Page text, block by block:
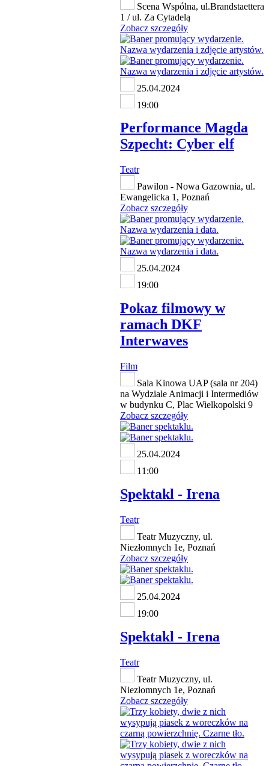
Scena Wspólna, ul.Brandstaettera
1 / ul. Za Cytadelą
Zobacz szczegóły
25.04.2024
19:00
Performance Magda
Szpecht: Cyber elf
Teatr
Pawilon - Nowa Gazownia, ul.
Ewangelicka 1, Poznań
Zobacz szczegóły
25.04.2024
19:00
Pokaz filmowy w
ramach DKF
Interwaves
Film
Sala Kinowa UAP (sala nr 204)
na Wydziale Animacji i Intermediów
w budynku C, Plac Wielkopolski 9
Zobacz szczegóły
25.04.2024
11:00
Spektakl - Irena
Teatr
Teatr Muzyczny, ul.
Niezłomnych 1e, Poznań
Zobacz szczegóły
25.04.2024
19:00
Spektakl - Irena
Teatr
Teatr Muzyczny, ul.
Niezłomnych 1e, Poznań
Zobacz szczegóły